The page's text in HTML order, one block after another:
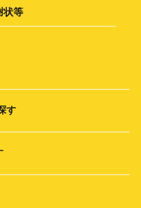
状等
す